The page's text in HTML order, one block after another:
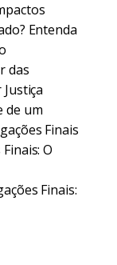
Entenda
das
de um
Finais
O
Finais: